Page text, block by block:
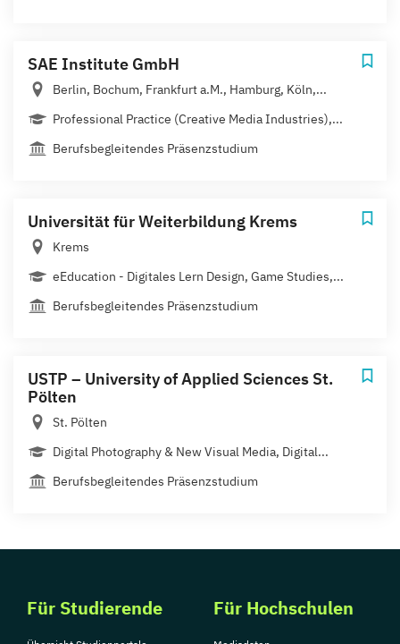
SAE Institute GmbH
Berlin, Bochum, Frankfurt a.M., Hamburg, Köln,...
Professional Practice (Creative Media Industries),...
Berufsbegleitendes Präsenzstudium
Universität für Weiterbildung Krems
Krems
eEducation - Digitales Lern Design, Game Studies,...
Berufsbegleitendes Präsenzstudium
USTP – University of Applied Sciences St.
Pölten
St. Pölten
Digital Photography & New Visual Media, Digital...
Berufsbegleitendes Präsenzstudium
Für Studierende Für Hochschulen